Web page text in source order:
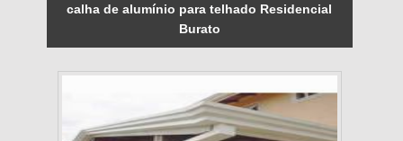
calha de alumínio para telhado Residencial
Burato